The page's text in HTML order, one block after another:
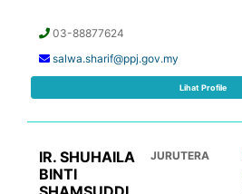
03-88877624
salwa.sharif@ppj.gov.my
Lihat Profile
IR. SHUHAILA
BINTI
JURUTERA